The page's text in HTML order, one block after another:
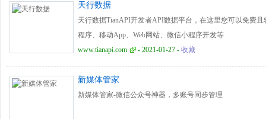
天行数据
天行数据TianAPI开发者API数据平台，在这里您可以免费
程序、移动App、Web网站、微信小程序开发等
www.tianapi.com
- 2021-01-27 - 收藏
新媒体管家
新媒体管家-微信公众号神器，多账号同步管理